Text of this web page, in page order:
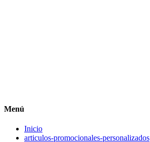
Menú
Inicio
articulos-promocionales-personalizados